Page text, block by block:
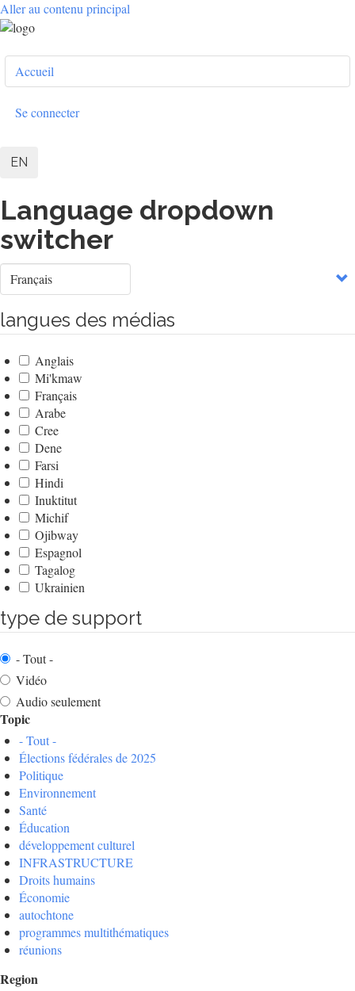
Aller au contenu principal
User
account
menu
Accueil
Se connecter
EN
Language dropdown
switcher
Select
your
langues des médias
Anglais
Mi'kmaw
Français
Arabe
Cree
Dene
Farsi
Hindi
Inuktitut
Michif
Ojibway
Espagnol
Tagalog
Ukrainien
type de support
- Tout -
Vidéo
Audio seulement
Topic
- Tout -
Élections fédérales de 2025
Politique
Environnement
Santé
Éducation
développement culturel
INFRASTRUCTURE
Droits humains
Économie
autochtone
programmes multithématiques
réunions
Region